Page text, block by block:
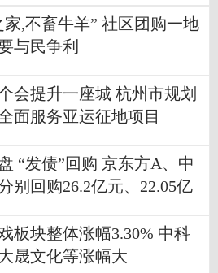
家,不畜牛羊” 社区团购一地
与民争利
会提升一座城 杭州市规划
面服务亚运征地项目
“发债”回购 京东方A、中
别回购26.2亿元、22.05亿
板块整体涨幅3.30% 中科
晟文化等涨幅大